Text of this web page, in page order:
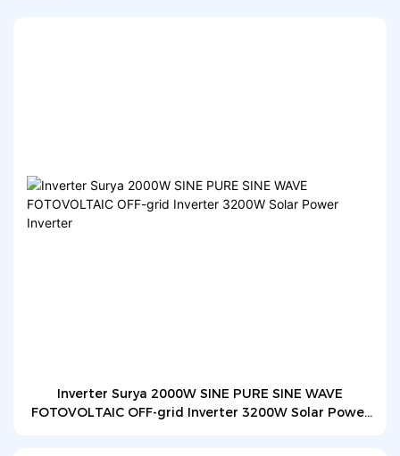
Inverter Surya 2000W SINE PURE SINE WAVE
FOTOVOLTAIC OFF-grid Inverter 3200W Solar Power